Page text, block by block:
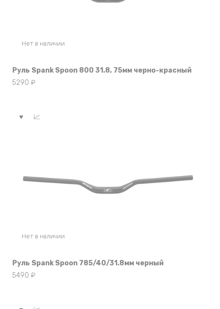
Нет в наличии
Руль Spank Spoon 800 31.8, 75мм черно-красный
5290 ₽
Нет в наличии
Руль Spank Spoon 785/40/31.8мм черный
5490 ₽